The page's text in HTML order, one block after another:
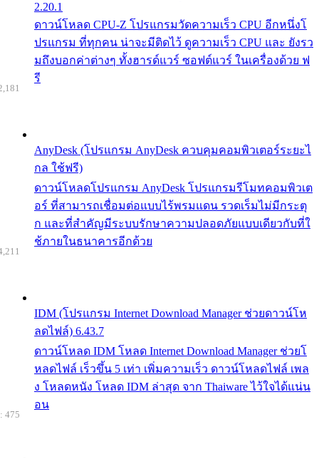
2.20.1
ดาวน์โหลด CPU-Z โปรแกรมวัดความเร็ว CPU อีกหนึ่งโ
ปรแกรม ที่ทุกคน น่าจะมีติดไว้ ดูความเร็ว CPU และ ยังรว
มถึงบอกค่าต่างๆ ทั้งฮารด์แวร์ ซอฟต์แวร์ ในเครื่องด้วย ฟ
รี
AnyDesk (โปรแกรม AnyDesk ควบคุมคอมพิวเตอร์ระยะไ
กล ใช้ฟรี)
ดาวน์โหลดโปรแกรม AnyDesk โปรแกรมรีโมทคอมพิวเต
อร์ ที่สามารถเชื่อมต่อแบบไร้พรมแดน รวดเร็มไม่มีกระตุ
ก และที่สำคัญมีระบบรักษาความปลอดภัยแบบเดียวกับที่ใ
ช้ภายในธนาคารอีกด้วย
IDM (โปรแกรม Internet Download Manager ช่วยดาวน์โห
ลดไฟล์) 6.43.7
ดาวน์โหลด IDM โหลด Internet Download Manager ช่วยโ
หลดไฟล์ เร็วขึ้น 5 เท่า เพิ่มความเร็ว ดาวน์โหลดไฟล์ เพล
ง โหลดหนัง โหลด IDM ล่าสุด จาก Thaiware ไว้ใจได้แน่น
อน
475